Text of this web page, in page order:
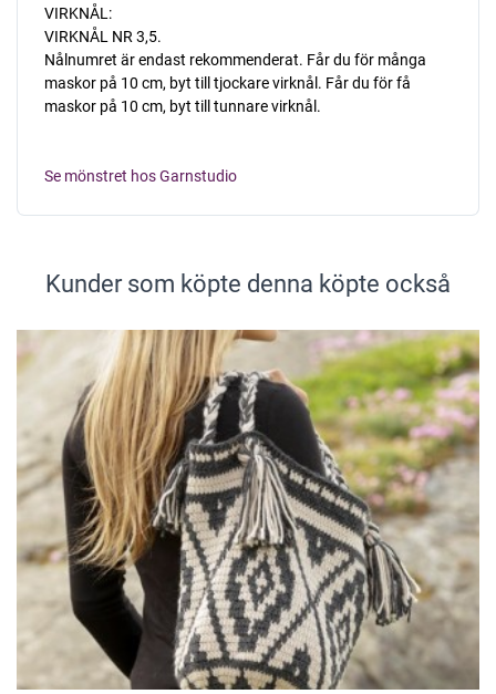
VIRKNÅL:
VIRKNÅL NR 3,5.
Nålnumret är endast rekommenderat. Får du för många
maskor på 10 cm, byt till tjockare virknål. Får du för få
maskor på 10 cm, byt till tunnare virknål.
Se mönstret hos Garnstudio
Kunder som köpte denna köpte också